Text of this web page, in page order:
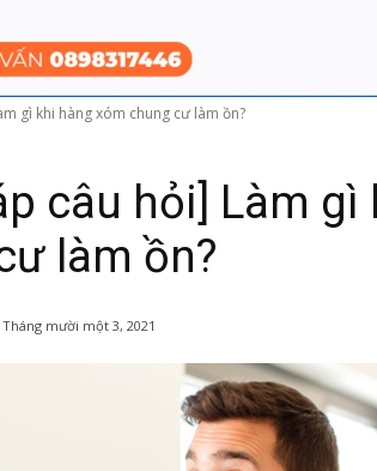
gì khi hàng xóm chung cư làm ồn?
câu hỏi] Làm
làm ồn?
Tháng mười một 3, 2021